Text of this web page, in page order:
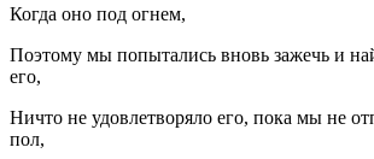
Когда оно под огнем,
Поэтому мы попытались вновь зажечь и
его,
Ничто не удовлетворяло его, пока мы не
пол,